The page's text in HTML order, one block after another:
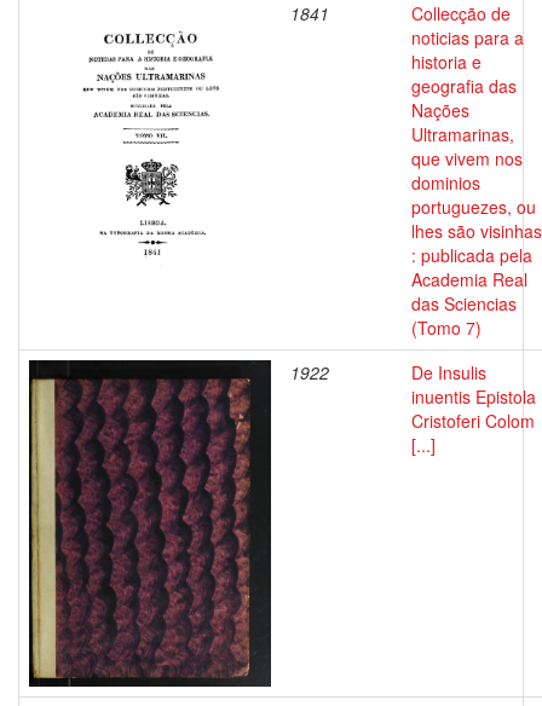
1841
Collecção de
noticias para a
historia e
geografia das
Nações
Ultramarinas,
que vivem nos
dominios
portuguezes, ou
lhes são visinhas
: publicada pela
Academia Real
das Sciencias
(Tomo 7)
1922
De Insulis
inuentis Epistola
Cristoferi Colom
[...]